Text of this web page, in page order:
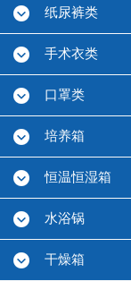
纸尿裤类
手术衣类
口罩类
培养箱
恒温恒湿箱
水浴锅
干燥箱